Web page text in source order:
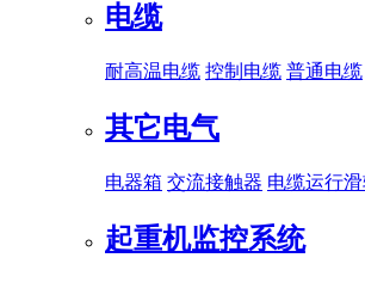
电缆
耐高温电缆 控制电缆 普通电缆
其它电气
电器箱 交流接触器 电缆运行
起重机监控系统